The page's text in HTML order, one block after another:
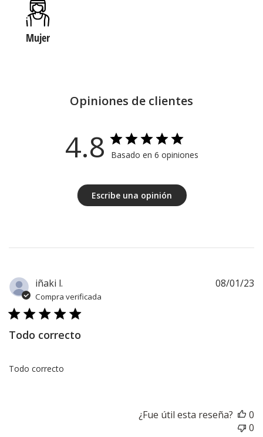
Mujer
Opiniones de clientes
4.8 Basado en 6 opiniones
Escribe una opinión
iñaki l.
Compra verificada
Todo correcto
Todo correcto
08/01/23
¿Fue útil esta reseña?
0
0